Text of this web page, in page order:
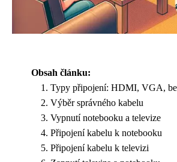
Obsah článku:
Typy připojení: HDMI, VGA,
Výběr správného kabelu
Vypnutí notebooku a televize
Připojení kabelu k notebooku
Připojení kabelu k televizi